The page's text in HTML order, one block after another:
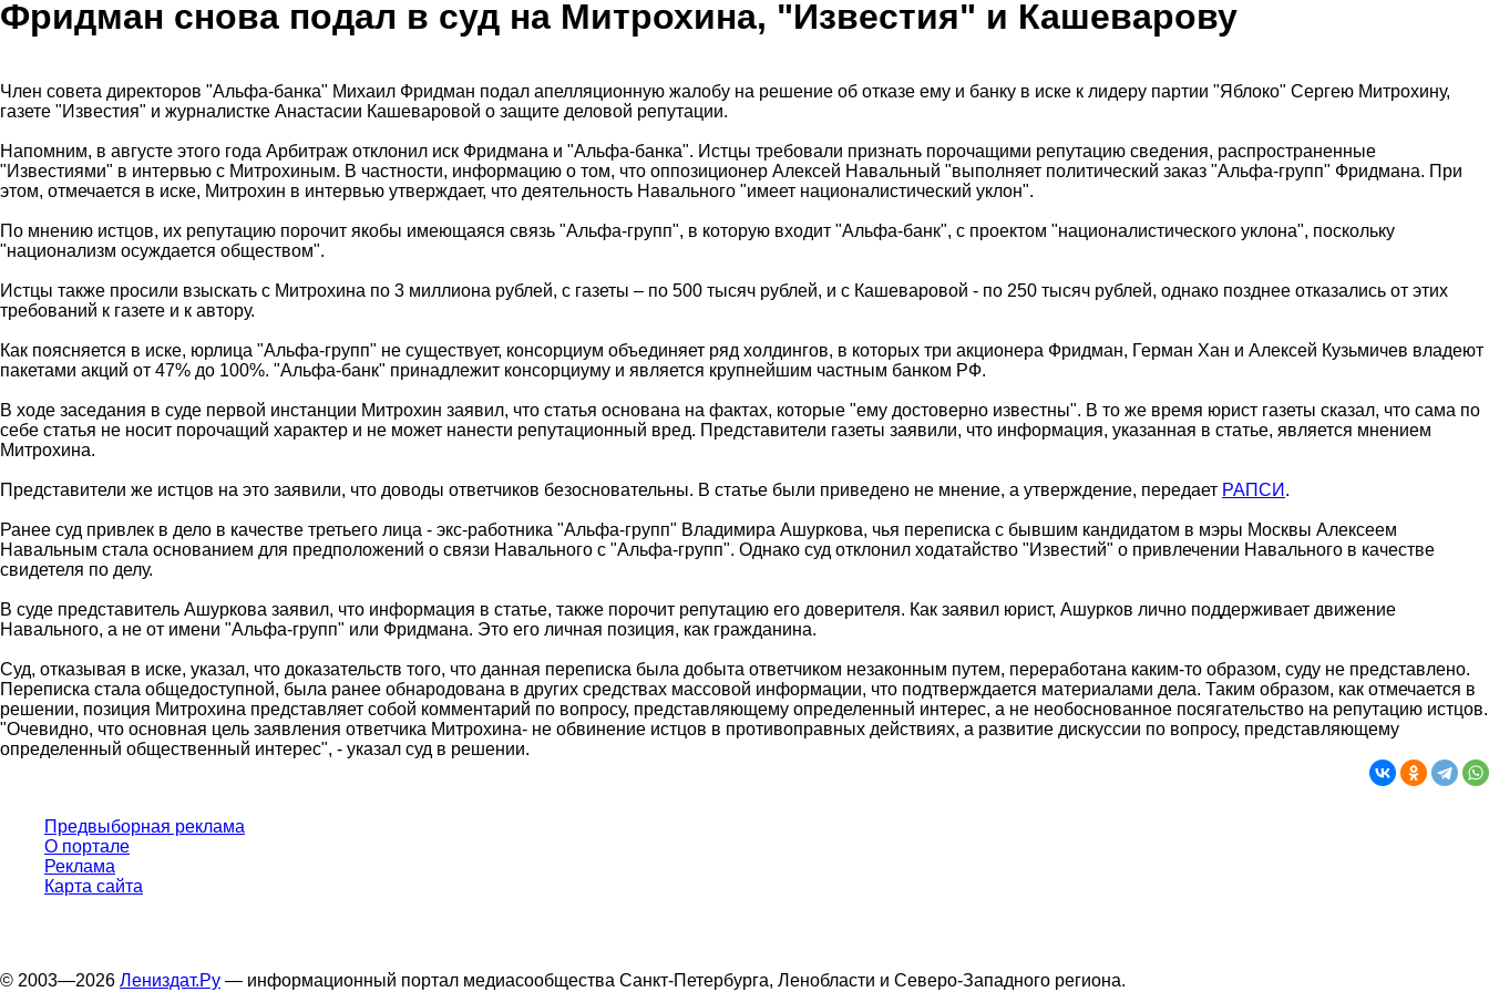
Фридман снова подал в суд на Митрохина, "Известия" и Кашеварову
Член совета директоров "Альфа-банка" Михаил Фридман подал апелляционную жалобу на решение об отказе ему и банку в иске к лидеру партии "Яблоко" Сергею Митрохину,
газете "Известия" и журналистке Анастасии Кашеваровой о защите деловой репутации.
Напомним, в августе этого года Арбитраж отклонил иск Фридмана и "Альфа-банка". Истцы требовали признать порочащими репутацию сведения, распространенные
"Известиями" в интервью с Митрохиным. В частности, информацию о том, что оппозиционер Алексей Навальный "выполняет политический заказ "Альфа-групп" Фридмана. При
этом, отмечается в иске, Митрохин в интервью утверждает, что деятельность Навального "имеет националистический уклон".
По мнению истцов, их репутацию порочит якобы имеющаяся связь "Альфа-групп", в которую входит "Альфа-банк", с проектом "националистического уклона", поскольку
"национализм осуждается обществом".
Истцы также просили взыскать с Митрохина по 3 миллиона рублей, с газеты – по 500 тысяч рублей, и с Кашеваровой - по 250 тысяч рублей, однако позднее отказались от этих
требований к газете и к автору.
Как поясняется в иске, юрлица "Альфа-групп" не существует, консорциум объединяет ряд холдингов, в которых три акционера Фридман, Герман Хан и Алексей Кузьмичев владеют
пакетами акций от 47% до 100%. "Альфа-банк" принадлежит консорциуму и является крупнейшим частным банком РФ.
В ходе заседания в суде первой инстанции Митрохин заявил, что статья основана на фактах, которые "ему достоверно известны". В то же время юрист газеты сказал, что сама по
себе статья не носит порочащий характер и не может нанести репутационный вред. Представители газеты заявили, что информация, указанная в статье, является мнением
Митрохина.
Представители же истцов на это заявили, что доводы ответчиков безосновательны. В статье были приведено не мнение, а утверждение, передает РАПСИ .
Ранее суд привлек в дело в качестве третьего лица - экс-работника "Альфа-групп" Владимира Ашуркова, чья переписка с бывшим кандидатом в мэры Москвы Алексеем
Навальным стала основанием для предположений о связи Навального с "Альфа-групп". Однако суд отклонил ходатайство "Известий" о привлечении Навального в качестве
свидетеля по делу.
В суде представитель Ашуркова заявил, что информация в статье, также порочит репутацию его доверителя. Как заявил юрист, Ашурков лично поддерживает движение
Навального, а не от имени "Альфа-групп" или Фридмана. Это его личная позиция, как гражданина.
Суд, отказывая в иске, указал, что доказательств того, что данная переписка была добыта ответчиком незаконным путем, переработана каким-то образом, суду не представлено.
Переписка стала общедоступной, была ранее обнародована в других средствах массовой информации, что подтверждается материалами дела. Таким образом, как отмечается в
решении, позиция Митрохина представляет собой комментарий по вопросу, представляющему определенный интерес, а не необоснованное посягательство на репутацию истцов.
"Очевидно, что основная цель заявления ответчика Митрохина- не обвинение истцов в противоправных действиях, а развитие дискуссии по вопросу, представляющему
определенный общественный интерес", - указал суд в решении.
Предвыборная реклама
О портале
Реклама
Карта сайта
© 2003—2026 Лениздат.Ру — информационный портал медиасообщества Санкт-Петербурга, Ленобласти и Северо-Западного региона.